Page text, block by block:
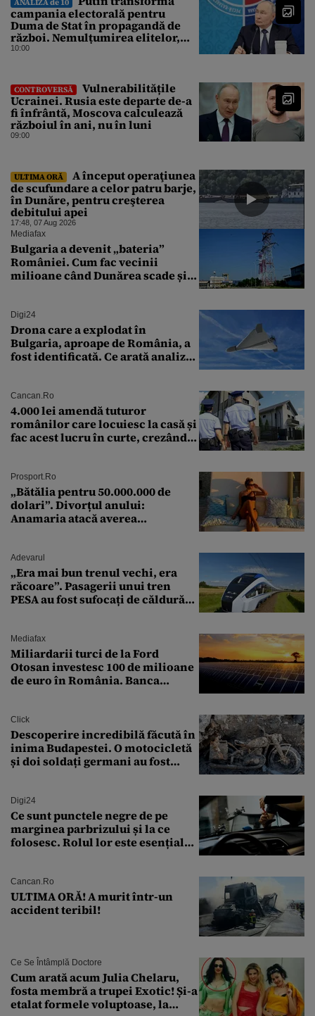
campania electorală pentru
Duma de Stat în propagandă de
război. Nemulțumirea elitelor,
tratată cu indiferență la Kremlin
10:00
CONTROVERSĂ
Vulnerabilitățile
Ucrainei. Rusia este departe de-a
fi înfrântă, Moscova calculează
războiul în ani, nu în luni
09:00
ULTIMA ORĂ
A început operaţiunea
de scufundare a celor patru barje,
în Dunăre, pentru creşterea
debitului apei
17:48, 07 Aug 2026
Mediafax
Bulgaria a devenit „bateria”
României. Cum fac vecinii
milioane când Dunărea scade și
Digi24
Drona care a explodat în
Bulgaria, aproape de România, a
fost identificată. Ce arată analiza
Cancan.ro
4.000 lei amendă tuturor
românilor care locuiesc la casă și
fac acest lucru în curte, crezând
Prosport.ro
„Bătălia pentru 50.000.000 de
dolari”. Divorțul anului:
Anamaria atacă averea
Adevarul
„Era mai bun trenul vechi, era
răcoare”. Pasagerii unui tren
PESA au fost sufocați de căldură
Mediafax
Miliardarii turci de la Ford
Otosan investesc 100 de milioane
de euro în România. Banca
Click
Descoperire incredibilă făcută în
inima Budapestei. O motocicletă
și doi soldați germani au fost
Digi24
Ce sunt punctele negre de pe
marginea parbrizului și la ce
folosesc. Rolul lor este esențial
Cancan.ro
ULTIMA ORĂ! A murit într-un
accident teribil!
Ce Se Întâmplă Doctore
Cum arată acum Julia Chelaru,
fosta membră a trupei Exotic! Și-a
etalat formele voluptoase, la